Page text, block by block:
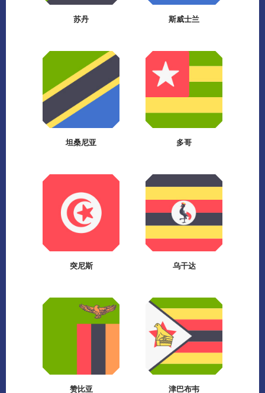
苏丹 斯威士兰
坦桑尼亚 多哥
突尼斯 乌干达
赞比亚 津巴布韦